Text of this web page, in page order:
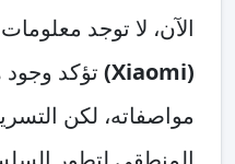
الآن، لا توجد
(Xiaomi)
تؤكد وجود
مواصفاته، لكن